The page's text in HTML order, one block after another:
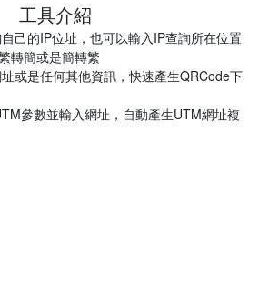
工具介紹
己的IP位址，也可以輸入IP查詢所在位置
轉簡或是簡轉繁
或是任何其他資訊，快速產生QRCode下
參數並輸入網址，自動產生UTM網址複